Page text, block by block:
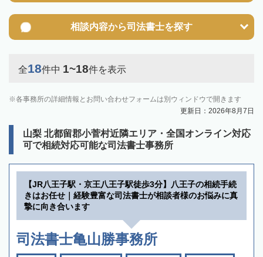
相談内容から司法書士を探す
全18件中 1~18件を表示
各事務所の詳細情報とお問い合わせフォームは別ウィンドウで開きます
更新日：2026年8月7日
山梨 北都留郡小菅村近隣エリア・全国オンライン対応
可で相続対応可能な司法書士事務所
【JR八王子駅・京王八王子駅徒歩3分】八王子の相続手続
きはお任せ｜経験豊富な司法書士が相談者様のお悩みに真
摯に向き合います
司法書士亀山勝事務所